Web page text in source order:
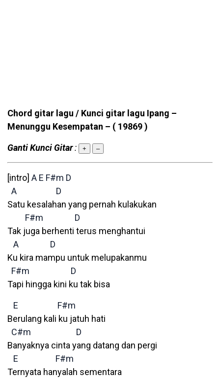
Chord gitar lagu / Kunci gitar lagu Ipang –
Menunggu Kesempatan – ( 19869 )
Ganti Kunci Gitar: + –
[intro] A E F#m D
A
D
Satu kesalahan yang pernah kulakukan
F#m
D
Tak juga berhenti terus menghantui
A
D
Ku kira mampu untuk melupakanmu
F#m
D
Tapi hingga kini ku tak bisa
E
F#m
Berulang kali ku jatuh hati
C#m
D
Banyaknya cinta yang datang dan pergi
E
F#m
Ternyata hanyalah sementara